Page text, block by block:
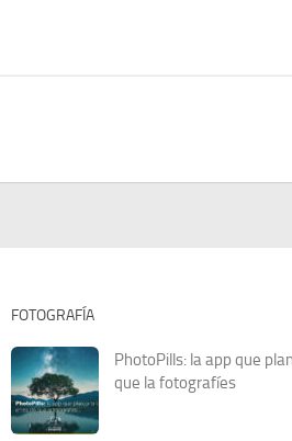
FOTOGRAFÍA
PhotoPills: la app que
que la fotografíes